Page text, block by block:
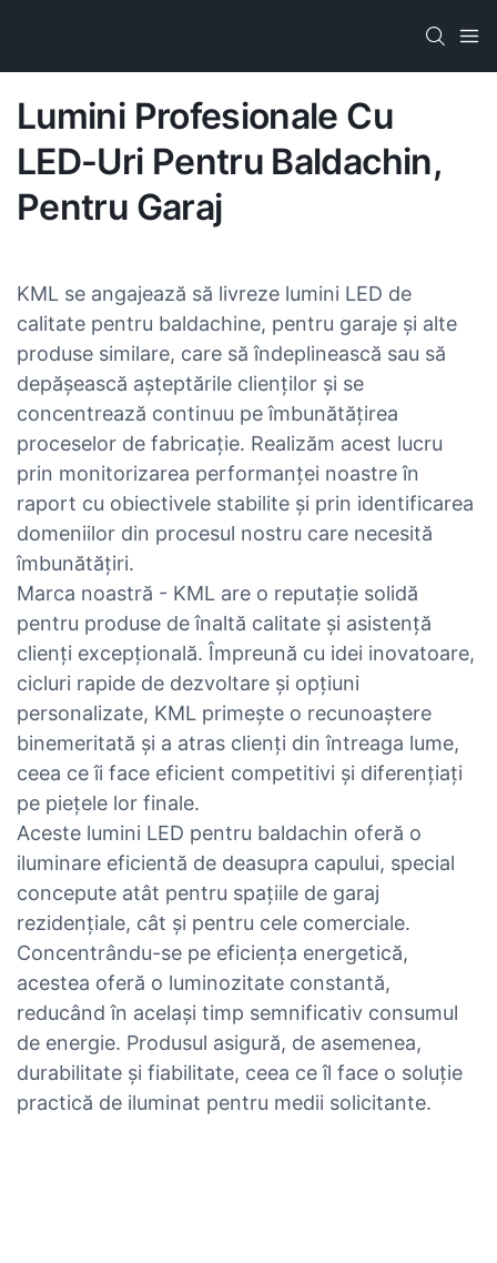
Lumini Profesionale Cu
LED-Uri Pentru Baldachin,
Pentru Garaj
KML se angajează să livreze lumini LED de
calitate pentru baldachine, pentru garaje și alte
produse similare, care să îndeplinească sau să
depășească așteptările clienților și se
concentrează continuu pe îmbunătățirea
proceselor de fabricație. Realizăm acest lucru
prin monitorizarea performanței noastre în
raport cu obiectivele stabilite și prin identificarea
domeniilor din procesul nostru care necesită
îmbunătățiri.
Marca noastră - KML are o reputație solidă
pentru produse de înaltă calitate și asistență
clienți excepțională. Împreună cu idei inovatoare,
cicluri rapide de dezvoltare și opțiuni
personalizate, KML primește o recunoaștere
binemeritată și a atras clienți din întreaga lume,
ceea ce îi face eficient competitivi și diferențiați
pe piețele lor finale.
Aceste lumini LED pentru baldachin oferă o
iluminare eficientă de deasupra capului, special
concepute atât pentru spațiile de garaj
rezidențiale, cât și pentru cele comerciale.
Concentrându-se pe eficiența energetică,
acestea oferă o luminozitate constantă,
reducând în același timp semnificativ consumul
de energie. Produsul asigură, de asemenea,
durabilitate și fiabilitate, ceea ce îl face o soluție
practică de iluminat pentru medii solicitante.